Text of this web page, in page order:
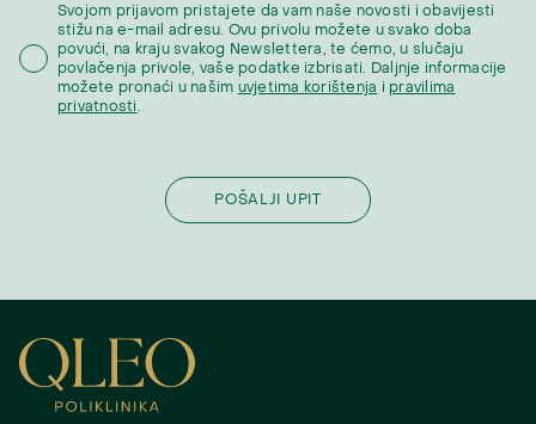
Svojom prijavom pristajete da vam naše novosti i obavijesti
stižu na e-mail adresu. Ovu privolu možete u svako doba
povući, na kraju svakog Newslettera, te ćemo, u slučaju
povlačenja privole, vaše podatke izbrisati. Daljnje informacije
možete pronaći u našim uvjetima korištenja i pravilima
privatnosti.